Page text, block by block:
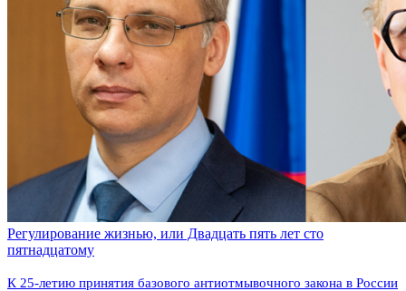
Регулирование жизнью, или Двадцать пять лет сто
пятнадцатому
К 25-летию принятия базового антиотмывочного закона в России